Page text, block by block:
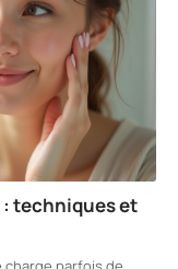
techniques et